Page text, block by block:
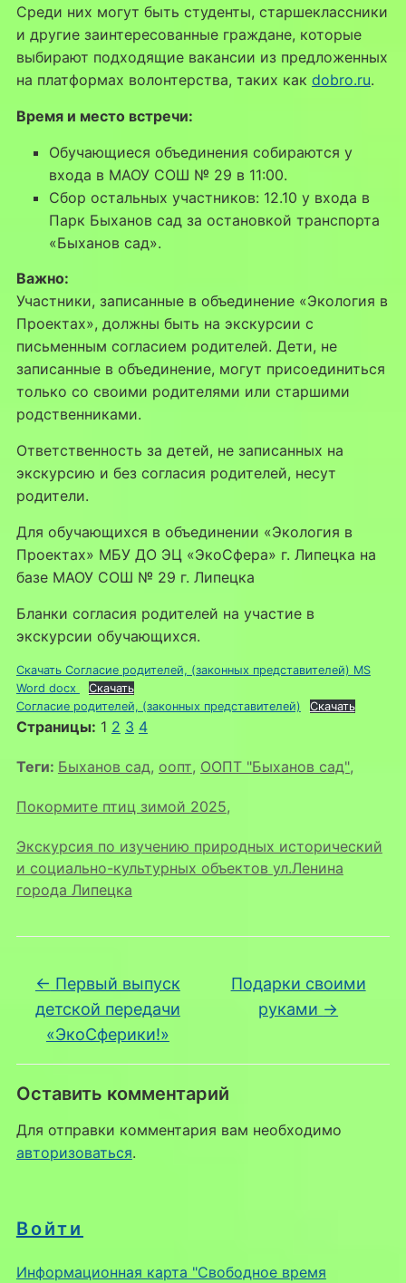
Войти
Информационная карта "Свободное время
Среди них могут быть студенты, старшеклассники
и другие заинтересованные граждане, которые
выбирают подходящие вакансии из предложенных
на платформах волонтерства, таких как dobro.ru.
Время и место встречи:
Обучающиеся объединения собираются у
входа в МАОУ СОШ № 29 в 11:00.
Сбор остальных участников: 12.10 у входа в
Парк Быханов сад за остановкой транспорта
«Быханов сад».
Важно:
Участники, записанные в объединение «Экология в
Проектах», должны быть на экскурсии с
письменным согласием родителей. Дети, не
записанные в объединение, могут присоединиться
только со своими родителями или старшими
родственниками.
Ответственность за детей, не записанных на
экскурсию и без согласия родителей, несут
родители.
Для обучающихся в объединении «Экология в
Проектах» МБУ ДО ЭЦ «ЭкоСфера» г. Липецка на
базе МАОУ СОШ № 29 г. Липецка
Бланки согласия родителей на участие в
экскурсии обучающихся.
Скачать Согласие родителей, (законных представителей) MS
Word docx
Скачать
Согласие родителей, (законных представителей)
Скачать
Страницы: 1 2 3 4
Теги: Быханов сад, оопт, ООПТ "Быханов сад",
Покормите птиц зимой 2025,
Экскурсия по изучению природных исторический
и социально-культурных объектов ул.Ленина
города Липецка
← Первый выпуск
детской передачи
«ЭкоСферики!»
Подарки своими
руками →
Оставить комментарий
Для отправки комментария вам необходимо
авторизоваться.